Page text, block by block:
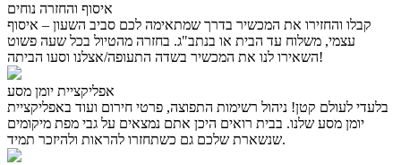
איסוף והחזרה נוחים
קבלו והחזירו את המכשיר בדרך שמתאימה לכם סביב השעון – איסוף
עצמי, משלוח עד הבית או בנתב"ג. בחזרה מהטיול בכל שעה פשוט
השאירו לנו את המכשיר בשדה התעופה/אצלנו וסעו הביתה!
אפליקציית יומן מסע
בלעדי לעולם קטן! ניהול רשימות התפוצה, פרטי חירום ועוד באפליקציית
יומן מסע שלנו. בבית רואים היכן אתם נמצאים על גבי מפת מיקומים
שנשארת שלכם גם כשתחזרו להראות ולהיזכר תמיד.